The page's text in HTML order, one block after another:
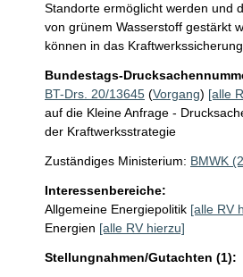
Standorte ermöglicht werden und
von grünem Wasserstoff gestärkt
können in das
Bundestags-
BT-Drs. 20/13645 (Vorgang) [alle
auf die Kleine Anfrage -
der Kraftwerksstrategie
Zuständiges Ministerium: BMWK
Interessenbereiche:
Allgemeine Energiepolitik [alle RV
Energien [alle RV hierzu]
Stellungnahmen/Gutachten (1):